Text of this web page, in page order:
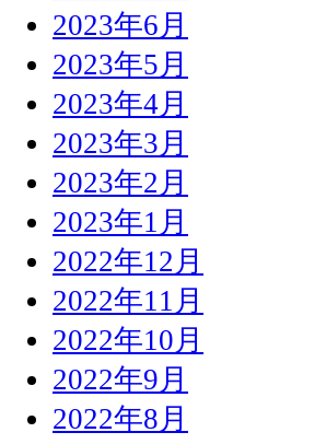
2023年6月
2023年5月
2023年4月
2023年3月
2023年2月
2023年1月
2022年12月
2022年11月
2022年10月
2022年9月
2022年8月